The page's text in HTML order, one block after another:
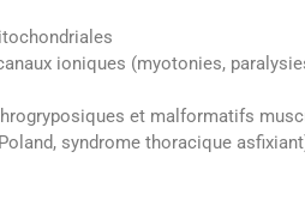
ioniques (myotonies,
et malformatifs
syndrome thoracique